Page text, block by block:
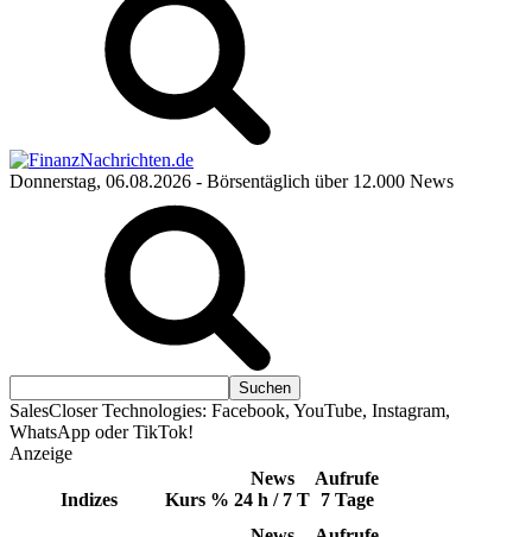
Donnerstag, 06.08.2026 - Börsentäglich über 12.000 News
SalesCloser Technologies: Facebook, YouTube, Instagram,
WhatsApp oder TikTok!
Anzeige
Indizes Kurs %
News
24 h / 7 T
Aufrufe
7 Tage